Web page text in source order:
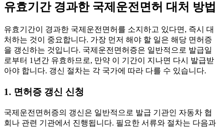
유효기간 경과한 국제운전면허 대처 방법
유효기간이 경과한 국제운전면허를 소지하고 있다면, 즉시 대
처하는 것이 중요합니다. 가장 먼저 해야 할 일은 해당 면허증
을 갱신하는 것입니다. 국제운전면허증은 일반적으로 발급일
로부터 1년간 유효하므로, 만약 이 기간이 지나면 다시 발급받
아야 합니다. 갱신 절차는 각 국가에 따라 다를 수 있습니다.
1. 면허증 갱신 신청
국제운전면허증의 갱신은 일반적으로 발급 기관인 자동차 협
회나 관련 기관에서 진행됩니다. 필요한 서류와 절차는 다음과